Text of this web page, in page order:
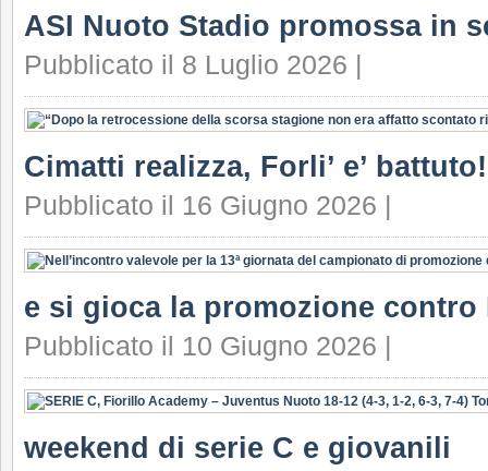
ASI Nuoto Stadio promossa in
Pubblicato il 8 Luglio 2026 |
Cimatti realizza, Forli’ e’ battuto!
Pubblicato il 16 Giugno 2026 |
e si gioca la promozione contro
Pubblicato il 10 Giugno 2026 |
weekend di serie C e giovanili